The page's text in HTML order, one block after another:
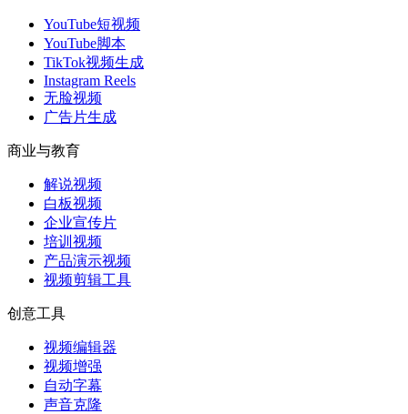
YouTube短视频
YouTube脚本
TikTok视频生成
Instagram Reels
无脸视频
广告片生成
商业与教育
解说视频
白板视频
企业宣传片
培训视频
产品演示视频
视频剪辑工具
创意工具
视频编辑器
视频增强
自动字幕
声音克隆